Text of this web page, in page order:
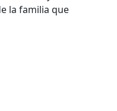
la familia que